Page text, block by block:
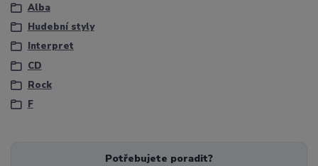
Alba
Hudební styly
Interpret
CD
Rock
F
Potřebujete poradit?